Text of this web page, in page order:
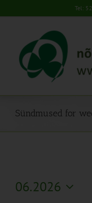
to
Tel:
Sündmused for
06.2026